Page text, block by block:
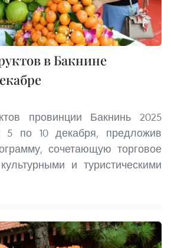
в Бакнине
провинции Бакнинь 2025
5 по 10 декабря, предложив
сочетающую торговое
и туристическими